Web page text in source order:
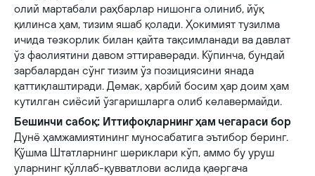
олий мартабали раҳбарлар нишонга олиниб, йўқ
қилинса ҳам, тизим яшаб қолади. Ҳокимият тузилма
ичида тезкорлик билан қайта тақсимланади ва давлат
ўз фаолиятини давом эттираверади. Кўпинча, бундай
зарбалардан сўнг тизим ўз позициясини янада
қаттиқлаштиради. Демак, ҳарбий босим ҳар доим ҳам
кутилган сиёсий ўзгаришларга олиб келавермайди.
Бешинчи сабоқ: Иттифоқларнинг ҳам чегараси бор
Дунё ҳамжамиятининг муносабатига эътибор беринг.
Қўшма Штатларнинг шериклари кўп, аммо бу уруш
уларнинг қўллаб-қувватлови аслида қаергача